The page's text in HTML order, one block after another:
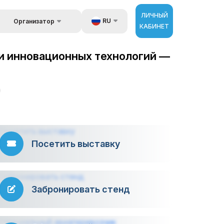
Организатор
Kонтакты
RU
EN
ЛИЧНЫЙ
КАБИНЕТ
инновационных технологий —
Посетить выставку
Забронировать стенд